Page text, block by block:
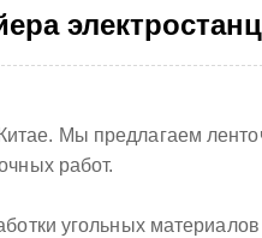
Мы предлагаем
работ.
угольных